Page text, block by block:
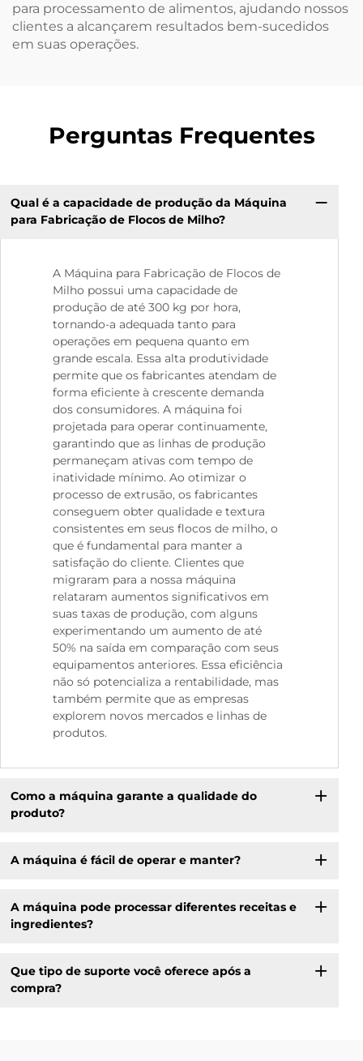
para processamento de alimentos, ajudando nossos
clientes a alcançarem resultados bem-sucedidos
em suas operações.
Perguntas Frequentes
Qual é a capacidade de produção da Máquina
para Fabricação de Flocos de Milho?
A Máquina para Fabricação de Flocos de
Milho possui uma capacidade de
produção de até 300 kg por hora,
tornando-a adequada tanto para
operações em pequena quanto em
grande escala. Essa alta produtividade
permite que os fabricantes atendam de
forma eficiente à crescente demanda
dos consumidores. A máquina foi
projetada para operar continuamente,
garantindo que as linhas de produção
permaneçam ativas com tempo de
inatividade mínimo. Ao otimizar o
processo de extrusão, os fabricantes
conseguem obter qualidade e textura
consistentes em seus flocos de milho, o
que é fundamental para manter a
satisfação do cliente. Clientes que
migraram para a nossa máquina
relataram aumentos significativos em
suas taxas de produção, com alguns
experimentando um aumento de até
50% na saída em comparação com seus
equipamentos anteriores. Essa eficiência
não só potencializa a rentabilidade, mas
também permite que as empresas
explorem novos mercados e linhas de
produtos.
Como a máquina garante a qualidade do
produto?
A máquina é fácil de operar e manter?
A máquina pode processar diferentes receitas e
ingredientes?
Que tipo de suporte você oferece após a
compra?